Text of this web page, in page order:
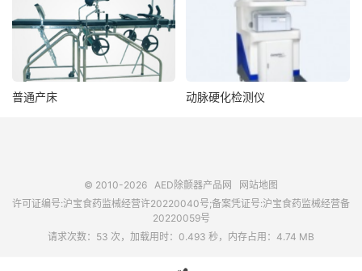
普通产床 动脉硬化检测仪
© 2010-2026 AED除颤器产品网
网站地图
许可证编号:沪宝食药监械经营许20220040号;备案凭证号:沪宝食药监械经营备
20220059号
请求次数：53 次，加载用时：0.493 秒，内存占用：4.74 MB